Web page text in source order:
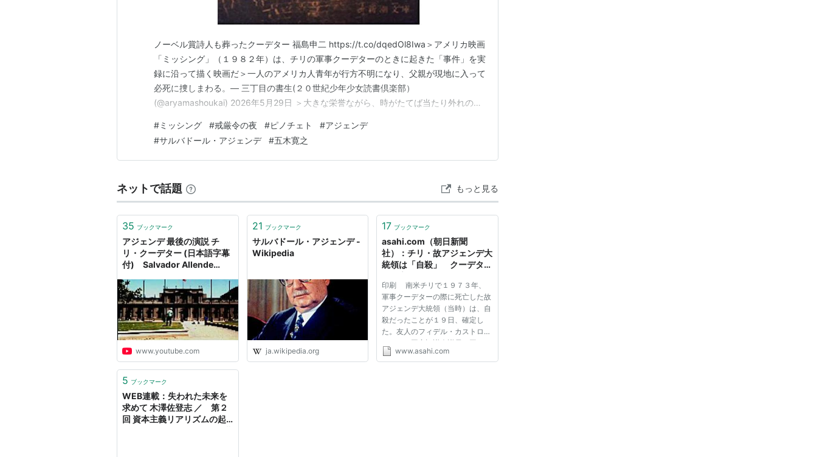
ノーベル賞詩人も葬ったクーデター 福島申二 https://t.co/dqedOl8Iwa＞アメリカ映画
「ミッシング」（１９８２年）は、チリの軍事クーデターのときに起きた「事件」を実
録に沿って描く映画だ＞一人のアメリカ人青年が行方不明になり、父親が現地に入って
必死に捜しまわる。— 三丁目の書生(２０世紀少年少女読書倶楽部）
(@aryamashoukai) 2026年5月29日 ＞大きな栄誉ながら、時がたてば当たり外れの見
抵抗、不屈といった美しい言葉を一身に体現していた人が、時の審判に色あせてしまう
ことは、悲しいけれ…
#ミッシング #戒厳令の夜 #ピノチェト #アジェンデ
#サルバドール・アジェンデ #五木寛之
ネットで話題 もっと見る
35 ブックマーク
アジェンデ 最後の演説 チ
リ・クーデター (日本語字幕
付) Salvador Allende
www.youtube.com
21 ブックマーク
サルバドール・アジェンデ -
Wikipedia
ja.wikipedia.org
17 ブックマーク
asahi.com（朝日新聞
社）：チリ・故アジェンデ大
統領は「自殺」 クーデター
印刷 南米チリで１９７３年、
軍事クーデターの際に死亡した故
アジェンデ大統領（当時）は、自
殺だったことが１９日、確定し
た。友人のフィデル・カストロ・
キューバ国家評議会議長（同）か
らもらった自動小銃を使ったとい
www.asahi.com
5 ブックマーク
WEB連載：失われた未来を
求めて 木澤佐登志 ／ 第２
回 資本主義リアリズムの起